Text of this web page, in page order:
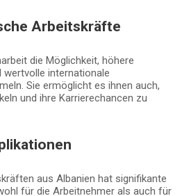
Arbeitskräfte
die Möglichkeit, höhere
wertvolle internationale
Sie ermöglicht es ihnen auch,
und ihre Karrierechancen zu
aus Albanien hat signifikante
für die Arbeitnehmer als auch für